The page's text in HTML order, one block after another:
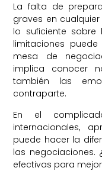
La falta de
graves en
lo suficiente
limitaciones
mesa de
implica conocer
también las
contraparte.
En el
internacionales,
puede hacer la
las negociaciones.
efectivas para